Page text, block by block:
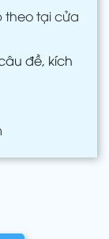
theo tại cửa
đề, kích